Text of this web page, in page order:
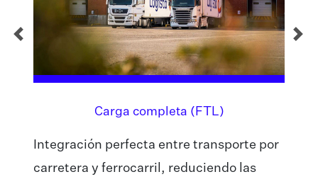
Carga completa (FTL)
Integración perfecta entre transporte por
carretera y ferrocarril, reduciendo las